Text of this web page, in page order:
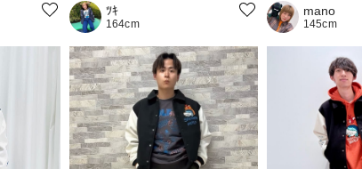
ﾂｷ
164cm
mano
145cm